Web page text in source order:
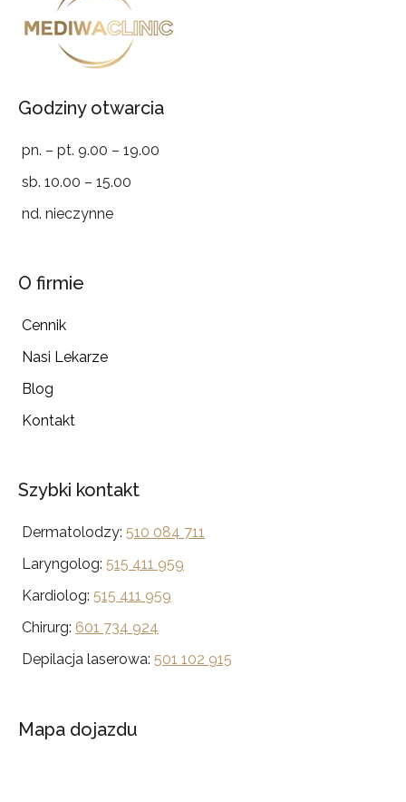
Godziny otwarcia
pn. – pt. 9.00 – 19.00
sb. 10.00 – 15.00
nd. nieczynne
O firmie
Cennik
Nasi Lekarze
Blog
Kontakt
Szybki kontakt
Dermatolodzy: 510 084 711
Laryngolog: 515 411 959
Kardiolog: 515 411 959
Chirurg: 601 734 924
Depilacja laserowa: 501 102 915
Mapa dojazdu